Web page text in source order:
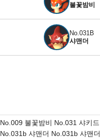
불꽃밤비
No.031B
샤맨더
No.009 불꽃밤비 No.031 샤키드
No.031b 샤맨더 No.031b 샤맨더